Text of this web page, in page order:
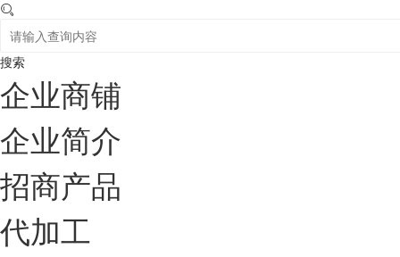
搜索
企业商铺
企业简介
招商产品
代加工